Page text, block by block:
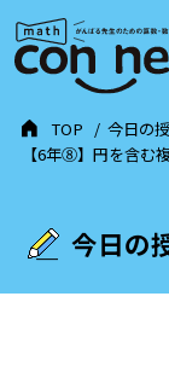
今日の
TOP
今日の
【6年⑧】円を含む